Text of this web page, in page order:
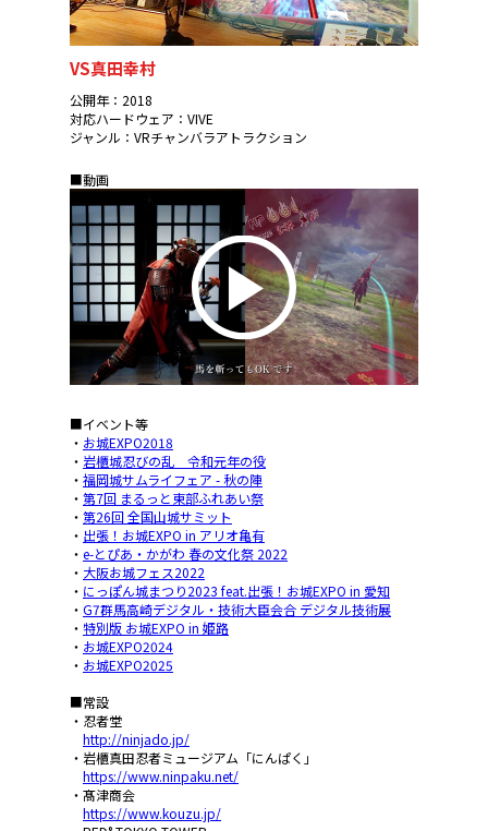
VS真田幸村
公開年：2018
対応ハードウェア：VIVE
ジャンル：VRチャンバラアトラクション
■動画
■イベント等
・ お城EXPO2018
・ 岩櫃城忍びの乱 令和元年の役
・ 福岡城サムライフェア - 秋の陣
・ 第7回 まるっと東部ふれあい祭
・ 第26回 全国山城サミット
・ 出張！お城EXPO in アリオ亀有
・ e-とぴあ・かがわ 春の文化祭 2022
・ 大阪お城フェス2022
・ にっぽん城まつり2023 feat.出張！お城EXPO in 愛知
・ G7群馬高崎デジタル・技術大臣会合 デジタル技術展
・ 特別版 お城EXPO in 姫路
・ お城EXPO2024
・ お城EXPO2025
■常設
・忍者堂
http://ninjado.jp/
・岩櫃真田忍者ミュージアム「にんぱく」
https://www.ninpaku.net/
・髙津商会
https://www.kouzu.jp/